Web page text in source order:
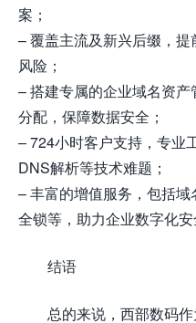
案；
– 覆盖主流及新兴后缀，
风险；
– 搭建专属的企业域名资
分配，保障数据安全；
– 724小时客户支持，专业
DNS解析等技术难题；
– 丰富的增值服务，包括
全锁等，助力企业数字化安
结语
总的来说，西部数码